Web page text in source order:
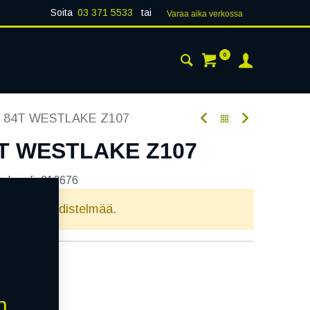
Soita 03 371 5533 tai Varaa aika verk​​​​ossa
0
84T WESTLAKE Z107
WESTLAKE Z107
213676
yhdistelmää.